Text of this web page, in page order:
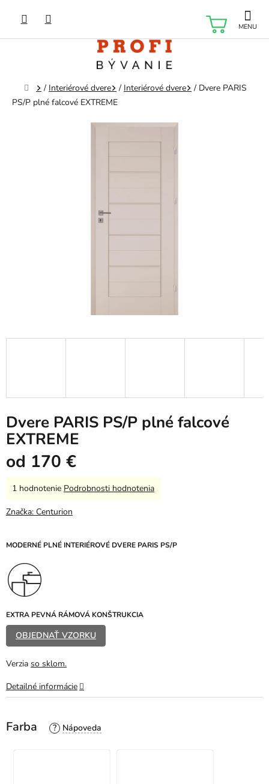
obsah
Domov
/ Interiérové dvere / Interiérové dvere / Dvere PARIS
PS/P plné falcové EXTREME
Dvere PARIS PS/P plné falcové
EXTREME
od 170 €
Farba ?
MODERNÉ PLNÉ INTERIÉROVÉ DVERE PARIS PS/P
EXTRA PEVNÁ RÁMOVÁ KONŠTRUKCIA
OBJEDNAŤ VZORKU
Verzia so sklom.
Detailné informácie
Priemerné
produktu
z
hviezdičiek.
1 hodnotenie Podrobnosti hodnotenia
Značka: Centurion